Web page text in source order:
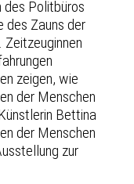
des Politbüros
des Zauns der
zeigen, wie
der Menschen
Bettina
der Menschen
zur